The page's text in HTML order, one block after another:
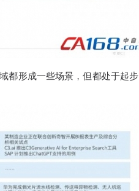
都形成一些场景，但都处于起步